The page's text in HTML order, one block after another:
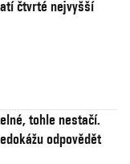
čtvrté nejvyšší
tohle nestačí.
odpovědět